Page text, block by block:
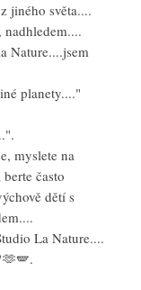
jiného světa....
nadhledem....
Nature....jsem
planety...."
myslete na
často
dětí s
La Nature....